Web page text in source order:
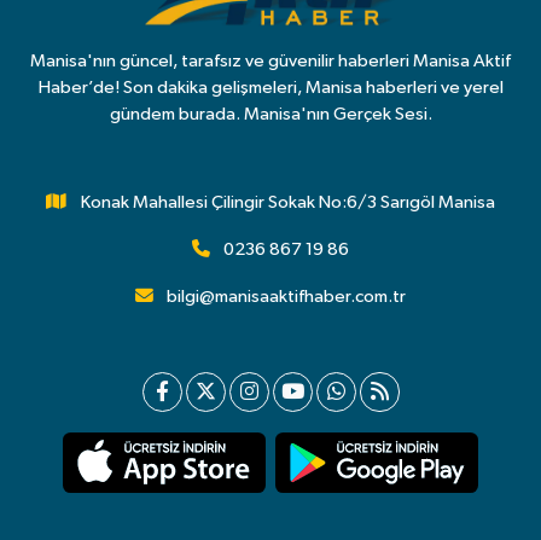
Manisa'nın güncel, tarafsız ve güvenilir haberleri Manisa Aktif
Haber’de! Son dakika gelişmeleri, Manisa haberleri ve yerel
gündem burada. Manisa'nın Gerçek Sesi.
Konak Mahallesi Çilingir Sokak No:6/3 Sarıgöl Manisa
0236 867 19 86
bilgi@manisaaktifhaber.com.tr